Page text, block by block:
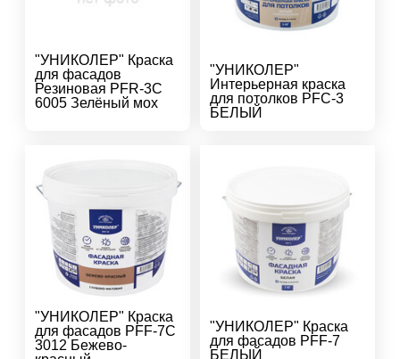
"УНИКОЛЕР" Краска
для фасадов
Резиновая PFR-3C
6005 Зелёный мох
"УНИКОЛЕР"
Интерьерная краска
для потолков PFC-3
БЕЛЫЙ
"УНИКОЛЕР" Краска
для фасадов PFF-7C
3012 Бежево-
"УНИКОЛЕР" Краска
для фасадов PFF-7
БЕЛЫЙ